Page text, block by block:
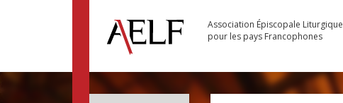
Association Épiscopale Liturgique
pour les pays Francophones